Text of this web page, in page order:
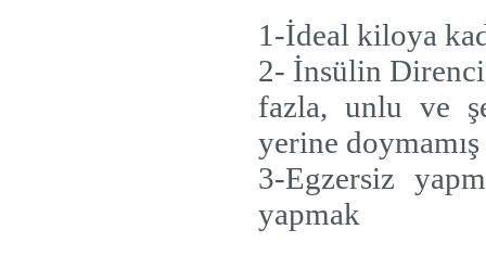
1-İdeal kiloya
2- İnsülin
fazla, unlu ve
yerine
3-Egzersiz
yapmak